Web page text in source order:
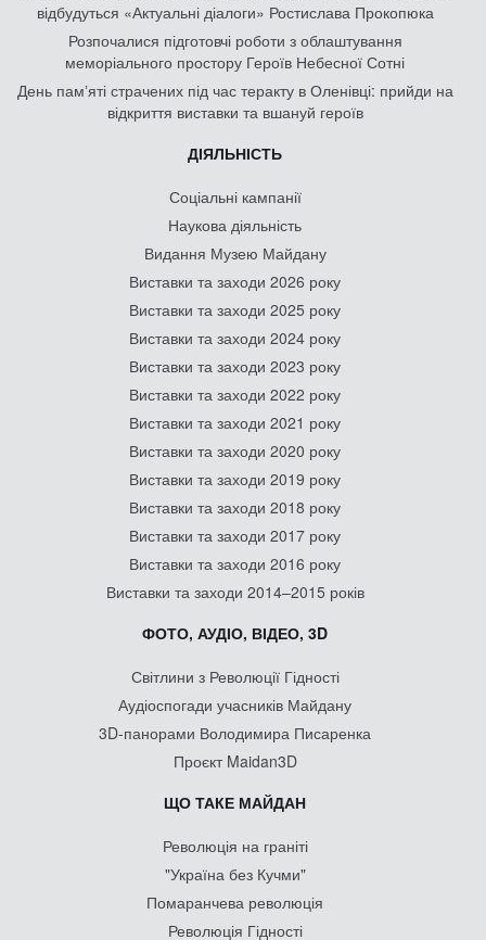
відбудуться «Актуальні діалоги» Ростислава Прокопюка
Розпочалися підготовчі роботи з облаштування
меморіального простору Героїв Небесної Сотні
День памʼяті страчених під час теракту в Оленівці: прийди на
відкриття виставки та вшануй героїв
ДІЯЛЬНІСТЬ
Соціальні кампанії
Наукова діяльність
Видання Музею Майдану
Виставки та заходи 2026 року
Виставки та заходи 2025 року
Виставки та заходи 2024 року
Виставки та заходи 2023 року
Виставки та заходи 2022 року
Виставки та заходи 2021 року
Виставки та заходи 2020 року
Виставки та заходи 2019 року
Виставки та заходи 2018 року
Виставки та заходи 2017 року
Виставки та заходи 2016 року
Виставки та заходи 2014–2015 років
ФОТО, АУДІО, ВІДЕО, 3D
Світлини з Революції Гідності
Аудіоспогади учасників Майдану
3D-панорами Володимира Писаренка
Проєкт Maidan3D
ЩО ТАКЕ МАЙДАН
Революція на граніті
"Україна без Кучми"
Помаранчева революція
Революція Гідності